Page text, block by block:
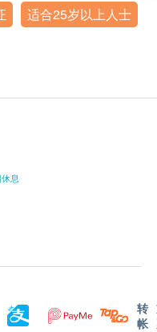
，客户必须于90日内
受有关检查，逾期作
或不相符之处，应以
内发送至您的私人微
生线下到诊，或安排
33 号 中海璟晖华庭 3
适合25岁以上人士
息
转
帐